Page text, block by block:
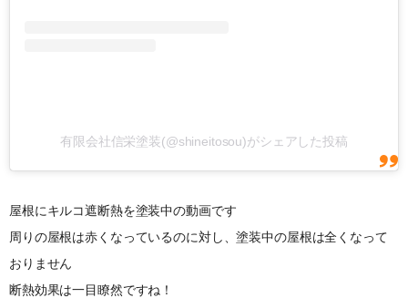
有限会社信栄塗装(@shineitosou)がシェアした投稿
屋根にキルコ遮断熱を塗装中の動画です
周りの屋根は赤くなっているのに対し、塗装中の屋根は全くなって
おりません
断熱効果は一目瞭然ですね！